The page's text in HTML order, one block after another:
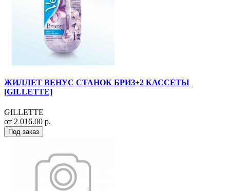
ЖИЛЛЕТ ВЕНУС СТАНОК БРИЗ+2 КАССЕТЫ
[GILLETTE]
GILLETTE
от 2 016.00 р.
Под заказ